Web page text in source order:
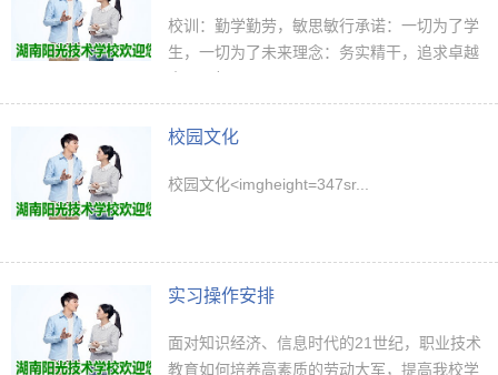
校训：勤学勤劳，敏思敏行承诺：一切为了学
生，一切为了未来理念：务实精干，追求卓越
校园文化
校园文化<imgheight=347sr...
实习操作安排
面对知识经济、信息时代的21世纪，职业技术
教育如何培养高素质的劳动大军，提高我校学